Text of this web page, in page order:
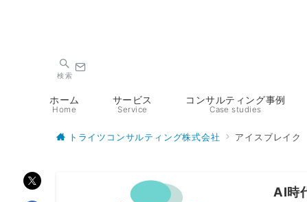
検索
ホーム
Home
サービス
Service
コンサルティング事例
Case studies
トライツコンサルティング株式会社 アイスブレイク
AI時